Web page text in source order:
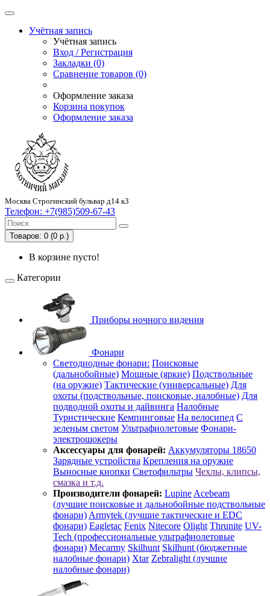
Учётная запись
Учётная запись
Вход / Регистрация
Закладки (0)
Сравнение товаров (0)
Оформление заказа
Корзина покупок
Оформление заказа
Москва Строгинский бульвар д14 к3
Телефон: +7(985)509-67-43
Товаров: 0 (0 р.)
В корзине пусто!
Категории
Приборы ночного видения
Фонари
Светодиодные фонари: Поисковые
(дальнобойные) Мощные (яркие) Подствольные
(на оружие) Тактические (универсальные) Для
охоты (подствольные, поисковые, налобные) Для
подводной охоты и дайвинга Налобные
Туристические Кемпинговые На велосипед С
зеленым светом Ультрафиолетовые Фонари-
электрошокеры
Аксессуары для фонарей: Аккумуляторы 18650
Зарядные устройства Крепления на оружие
Выносные кнопки Светофильтры Чехлы, клипсы,
смазка и т.д.
Производители фонарей: Lupine Acebeam
(лучшие поисковые и дальнобойные подствольные
фонари) Armytek (лучшие тактические и EDC
фонари) Eagletac Fenix Nitecore Olight Thrunite UV-
Tech (профессиональные ультрафиолетовые
фонари) Mecarmy Skilhunt Skilhunt (бюджетные
налобные фонари) Xtar Zebralight (лучшие
налобные фонари)